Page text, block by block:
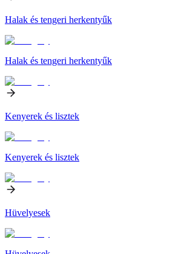
Halak és tengeri herkentyűk
Halak és tengeri herkentyűk
Kenyerek és lisztek
Kenyerek és lisztek
Hüvelyesek